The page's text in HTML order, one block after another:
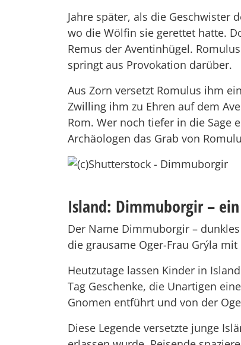
Jahre später, als die Geschwister
wo die Wölfin sie gerettet hatte.
Remus der Aventinhügel.
springt aus Provokation darüber.
Aus Zorn versetzt Romulus ihm
Zwilling ihm zu Ehren auf dem
Rom. Wer noch tiefer in die Sage
Archäologen das Grab von
Island: Dimmuborgir –
Der Name Dimmuborgir –
die grausame Oger-Frau Grýla
Heutzutage lassen Kinder in
Tag Geschenke, die Unartigen
Gnomen entführt und von der
Diese Legende versetzte junge